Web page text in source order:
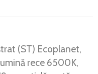
(ST) Ecoplanet,
rece 6500K,